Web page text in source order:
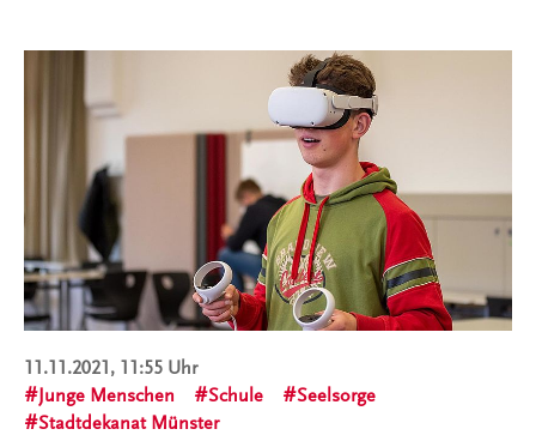
11.11.2021, 11:55 Uhr
Junge Menschen
Schule
Seelsorge
Stadtdekanat Münster